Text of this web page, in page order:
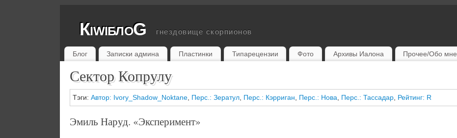
КiwiблоG гнездовище скорпионов
Блог Записки админа Пластинки Типарецензии Фото Архивы Иалона Прочее/Обо мне
Сектор Копрулу
Тэги: Автор: Ivory_Shadow_Noktane Перс.: Зератул Перс.: Кэрриган Перс.: Нова Перс.: Тассадар Рейтинг: R
Эмиль Наруд. «Эксперимент»